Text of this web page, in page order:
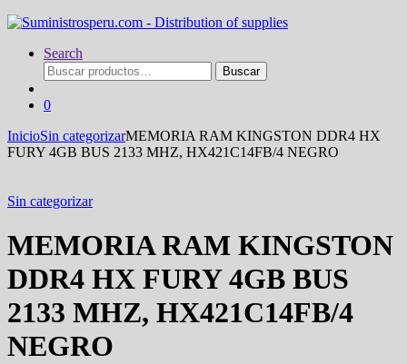
Search
Buscar
por:
Buscar
0
InicioSin categorizarMEMORIA RAM KINGSTON DDR4 HX
FURY 4GB BUS 2133 MHZ, HX421C14FB/4 NEGRO
Sin categorizar
MEMORIA RAM KINGSTON
DDR4 HX FURY 4GB BUS
2133 MHZ, HX421C14FB/4
NEGRO